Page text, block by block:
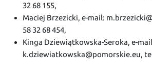
32 68 155,
Maciej Brzezicki, e-mail:
58 32 68 454,
Kinga Dziewiątkowska-Seroka, e-
k.dziewiatkowska@pomorskie.eu,